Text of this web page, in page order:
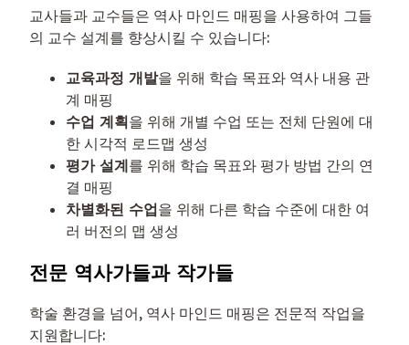
교사들과 교수들은 역사 마인드 매핑을 사용하여 그들
의 교수 설계를 향상시킬 수 있습니다:
교육과정 개발을 위해 학습 목표와 역사 내용 관
계 매핑
수업 계획을 위해 개별 수업 또는 전체 단원에 대
한 시각적 로드맵 생성
평가 설계를 위해 학습 목표와 평가 방법 간의 연
결 매핑
차별화된 수업을 위해 다른 학습 수준에 대한 여
러 버전의 맵 생성
전문 역사가들과 작가들
학술 환경을 넘어, 역사 마인드 매핑은 전문적 작업을
지원합니다: